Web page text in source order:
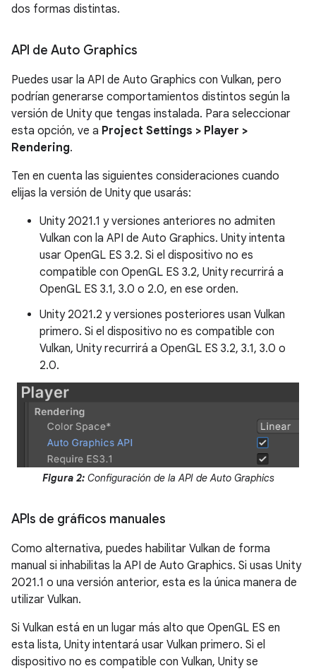
dos formas distintas.
API de Auto Graphics
Puedes usar la API de Auto Graphics con Vulkan, pero
podrían generarse comportamientos distintos según la
versión de Unity que tengas instalada. Para seleccionar
esta opción, ve a Project Settings > Player >
Rendering.
Ten en cuenta las siguientes consideraciones cuando
elijas la versión de Unity que usarás:
Unity 2021.1 y versiones anteriores no admiten
Vulkan con la API de Auto Graphics. Unity intenta
usar OpenGL ES 3.2. Si el dispositivo no es
compatible con OpenGL ES 3.2, Unity recurrirá a
OpenGL ES 3.1, 3.0 o 2.0, en ese orden.
Unity 2021.2 y versiones posteriores usan Vulkan
primero. Si el dispositivo no es compatible con
Vulkan, Unity recurrirá a OpenGL ES 3.2, 3.1, 3.0 o
2.0.
Figura 2:Configuración de la API de Auto Graphics
APIs de gráficos manuales
Como alternativa, puedes habilitar Vulkan de forma
manual si inhabilitas la API de Auto Graphics. Si usas Unity
2021.1 o una versión anterior, esta es la única manera de
utilizar Vulkan.
Si Vulkan está en un lugar más alto que OpenGL ES en
esta lista, Unity intentará usar Vulkan primero. Si el
dispositivo no es compatible con Vulkan, Unity se